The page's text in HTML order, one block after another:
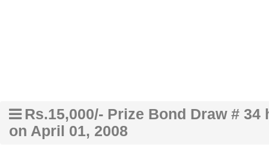
Rs.15,000/- Prize Bond Draw # 34
on April 01, 2008